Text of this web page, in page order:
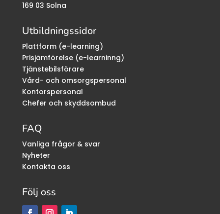
169 03 Solna
Utbildningssidor
Plattform (e-learning)
Prisjämförelse (e-learninng)
Tjänstebilsförare
Vård- och omsorgspersonal
Kontorspersonal
Chefer och skyddsombud
FAQ
Vanliga frågor & svar
Nyheter
Kontakta oss
Följ oss